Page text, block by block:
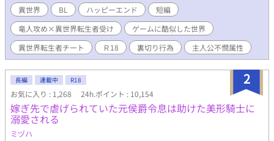
れ、俺は二つ返事で了承する。 どうせならと、彼の故郷に移住し
ようと思い旅をしながら向かうことになり…。 ※男女ともいて、
いろんな種族が住む世界。異種族でも同性でも婚姻OKで種族特性
や魔法や魔法薬を使っての妊娠可。作中に出産の描写はありませ
ん。 ハッピーエンド。一応Ｒ18です。 Ｒ18回には「＊」印あ
けたら投稿します。不定期更新。短いつもりで書いてます。 ※す
みません。６万字越えても終わらなさそうなので『長編』に切り
替えます。
異世界 BL ハッピーエンド
短編
竜人攻め×異世界転生者受け
ゲームに酷似した世界
異世界転生者チート
Ｒ18 裏切り行為 主人公不憫属性
2
長編 連載中 R18
お気に入り : 1,268 24h.ポイント : 10,154
嫁ぎ先で虐げられていた元侯爵令息は助けた美形騎士に
溺愛される
ミヅハ